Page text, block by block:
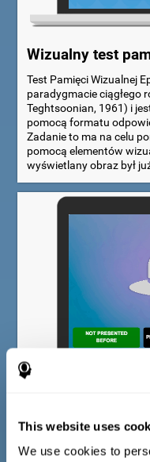
This website uses
We use cookies to
Wizualny test
Test Pamięci Wizualnej
paradygmacie ciągłego
Teghtsoonian, 1961) i
pomocą formatu
Zadanie to ma na celu
pomocą elementów
wyświetlany obraz był
Test identyfikacji COM-
III (Wechsler, 1997). Dla